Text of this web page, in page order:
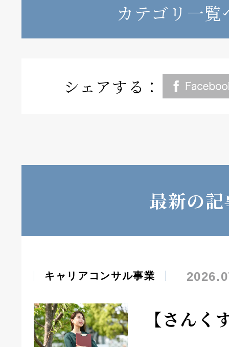
カテゴリ一覧
シェアする：
最新の
キャリアコンサル事業
【さんく